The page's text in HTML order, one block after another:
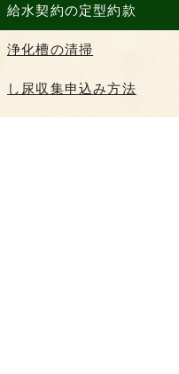
給水契約の定型約款
浄化槽の清掃
し尿収集申込み方法